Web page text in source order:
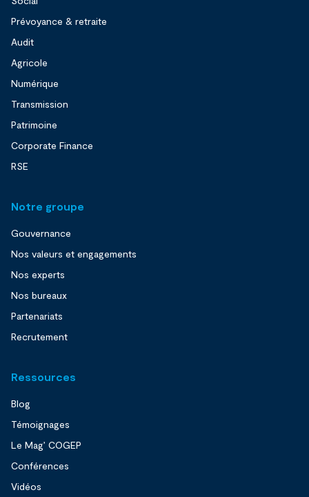
Prévoyance & retraite
Audit
Agricole
Numérique
Transmission
Patrimoine
Corporate Finance
RSE
Notre groupe
Gouvernance
Nos valeurs et engagements
Nos experts
Nos bureaux
Partenariats
Recrutement
Ressources
Blog
Témoignages
Le Mag’ COGEP
Conférences
Vidéos